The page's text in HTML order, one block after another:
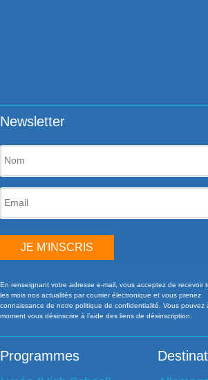
Newsletter
JE M'INSCRIS
En renseignant votre adresse e-mail, vous acceptez de recevoir
les mois nos actualités par courrier électronique et vous prenez
connaissance de notre politique de confidentialité. Vous pouvez
moment vous désinscrire à l’aide des liens de désinscription.
Programmes